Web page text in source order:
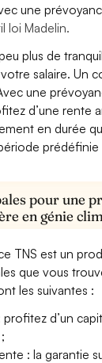
une
loi Madelin.
plus de
salaire. Un
une
d’une rente
en durée
prédéfinie
pour une
en génie
TNS est un
que vous
les suivantes :
d’un
: la garantie